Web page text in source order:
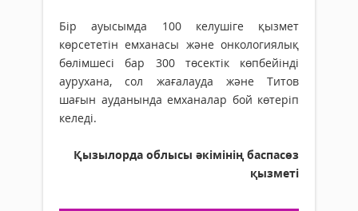
Бір ауысымда 100 келушіге қызмет
көрсететін емханасы және онкологиялық
бөлімшесі бар 300 төсектік көпбейінді
аурухана, сол жағалауда және Титов
шағын ауданында емханалар бой көтеріп
келеді.
Қызылорда облысы әкімінің баспасөз
қызметі